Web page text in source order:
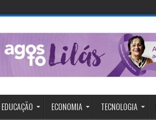
EDUCAÇÃO ECONOMIA TECNOLOGIA